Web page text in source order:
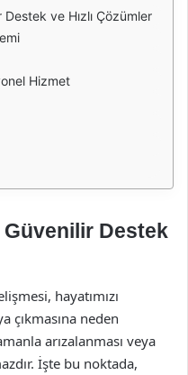
ve Hızlı Çözümler
Hizmet
Destek
hayatımızı
çıkmasına neden
arızalanması veya
İşte bu noktada,